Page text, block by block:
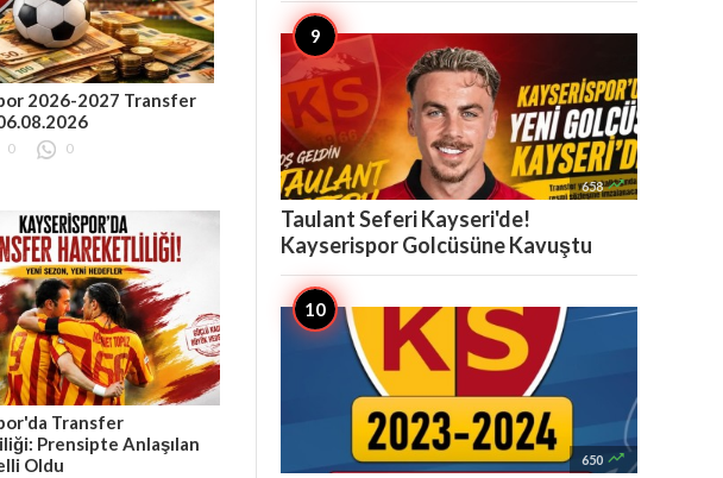
2026-2027 Transfer
0 0
Transfer
Prensipte Anlaşılan
Oldu
658 
Taulant Seferi Kayseri'de!
Kayserispor Golcüsüne Kavuştu
650 